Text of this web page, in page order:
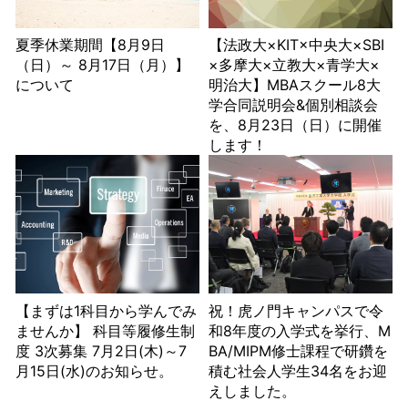
夏季休業期間【8月9日
（日）～ 8月17日（月）】
について
【法政大×KIT×中央大×SBI
×多摩大×立教大×青学大×
明治大】MBAスクール8大
学合同説明会&個別相談会
を、8月23日（日）に開催
します！
【まずは1科目から学んでみ
ませんか】 科目等履修生制
度 3次募集 7月2日(木)～7
月15日(水)のお知らせ。
祝！虎ノ門キャンパスで令
和8年度の入学式を挙行、M
BA/MIPM修士課程で研鑽を
積む社会人学生34名をお迎
えしました。